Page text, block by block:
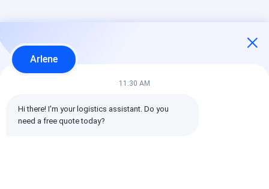
Arlene
11:30 AM
Hi there! I'm your logistics assistant. Do you
need a free quote today?